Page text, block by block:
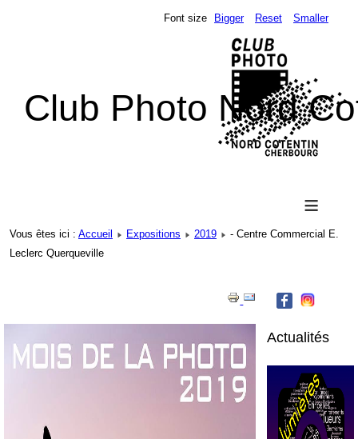
Club Photo Nord
Font size Bigger Reset Smaller
≡
Vous êtes ici : Accueil Expositions 2019
- Centre Commercial E.
Leclerc Querqueville
Actualités